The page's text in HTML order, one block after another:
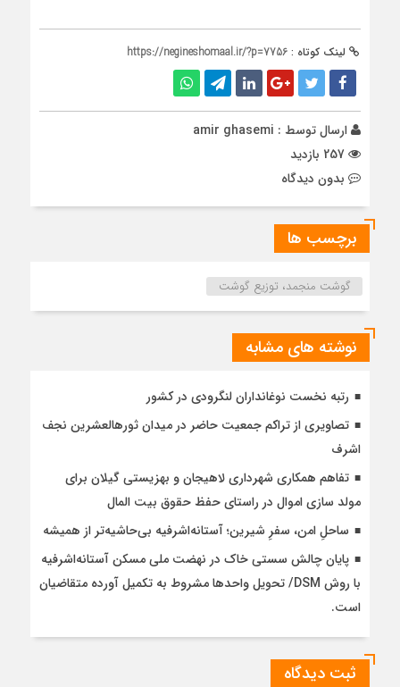
لینک کوتاه : https://negineshomaal.ir/?p=7756
ارسال توسط : amir ghasemi
بدون دیدگاه
برچسب ها
گوشت منجمد، توزیع گوشت
نوشته های مشابه
رتبه نخست نوغانداران لنگرودی در کشور
تصاویری از تراکم جمعیت حاضر در میدان ثورهالعشرین نجف
اشرف
تفاهم همکاری شهرداری لاهیجان و بهزیستی گیلان برای
مولد سازی اموال در راستای حفظ حقوق بیت المال
ساحلِ امن، سفرِ شیرین؛ آستانه‌اشرفیه بی‌حاشیه‌تر از همیشه
پایان چالش سستی خاک در نهضت ملی مسکن آستانه‌اشرفیه
با روش DSM/ تحویل واحدها مشروط به تکمیل آورده متقاضیان
است.
ثبت دیدگاه